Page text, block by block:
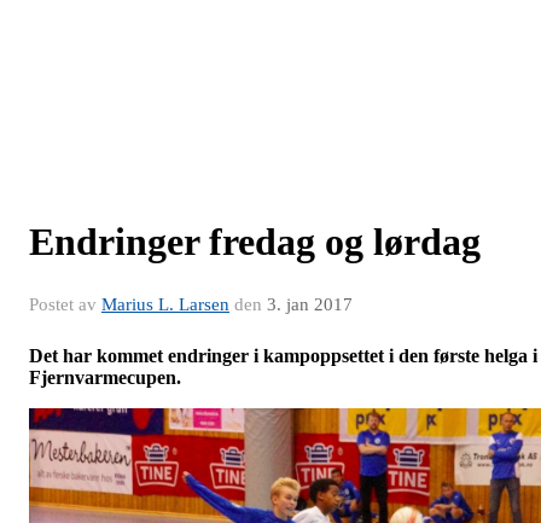
Endringer fredag og lørdag
Postet av Marius L. Larsen den 3. jan 2017
Det har kommet endringer i kampoppsettet i den første helga i
Fjernvarmecupen.